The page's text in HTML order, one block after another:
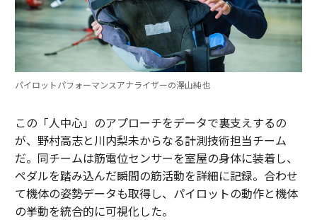
パイロットパフォーマンスアナライザーの澤山純也
この「人中心」のアプローチをデータで裏支えするの
が、野村高志と川内梨未からなる計測技術担当チーム
だ。同チームは筋電位センサーを室屋の身体に装着し、
ペダルを踏み込んだ瞬間の筋活動を詳細に記録。合わせ
て機体の姿勢データも取得し、パイロットの動作と機体
の挙動を統合的に可視化した。